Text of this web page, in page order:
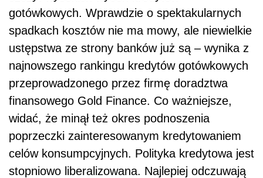
gotówkowych. Wprawdzie o spektakularnych
spadkach kosztów nie ma mowy, ale niewielkie
ustępstwa ze strony banków już są – wynika z
najnowszego rankingu kredytów gotówkowych
przeprowadzonego przez firmę doradztwa
finansowego Gold Finance. Co ważniejsze,
widać, że minął też okres podnoszenia
poprzeczki zainteresowanym kredytowaniem
celów konsumpcyjnych. Polityka kredytowa jest
stopniowo liberalizowana. Najlepiej odczuwają